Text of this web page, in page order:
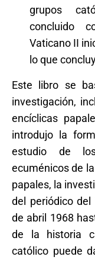
grupos
concluido
Vaticano II
lo que
Este libro se
investigación,
encíclicas
introdujo la
estudio de
ecuménicos de
papales, la
del periódico
de abril 1968
de la historia
católico puede